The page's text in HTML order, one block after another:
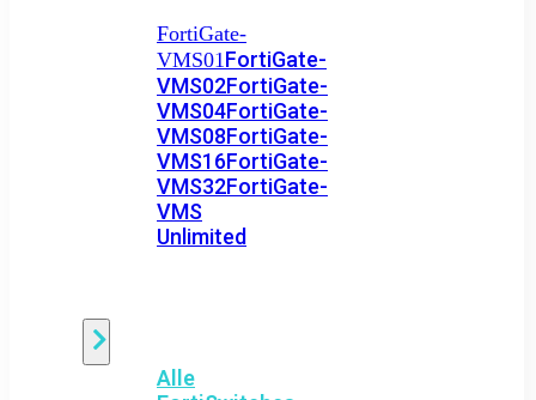
FortiGate-
VMS01FortiGate-
VMS02FortiGate-
VMS04FortiGate-
VMS08FortiGate-
VMS16FortiGate-
VMS32FortiGate-
VMS
Unlimited
Alle